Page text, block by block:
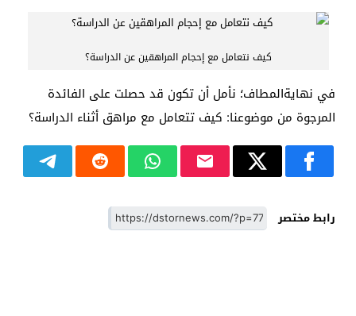
كيف نتعامل مع إحجام المراهقين عن الدراسة؟
في نهايةالمطاف؛ نأمل أن تكون قد حصلت على الفائدة
المرجوة من موضوعنا: كيف تتعامل مع مراهق أثناء الدراسة؟
رابط مختصر